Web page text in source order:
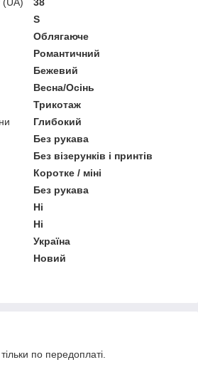
S
Облягаюче
Романтичний
Бежевий
Весна/Осінь
Трикотаж
Глибокий
Без рукава
Без візерунків і принтів
Коротке / міні
Без рукава
Ні
Ні
Україна
Новий
по передоплаті.